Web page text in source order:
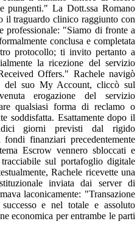
pungenti." La Dott.ssa Romano
il traguardo clinico raggiunto con
professionale: "Siamo di fronte a
conclusa e completata
protocollo; ti invito pertanto a
la ricezione del servizio
Offers." Rachele navigò
del suo My Account, cliccò sul
erogazione del servizio
qualsiasi forma di reclamo o
soddisfatta. Esattamente dopo il
giorni previsti dal rigido
finanziari precedentemente
Escrow vennero sbloccati e
sul portafoglio digitale
Rachele ricevette una
inviata dai server di
laconicamente: "Transazione
e nel totale e assoluto
economica per entrambe le parti